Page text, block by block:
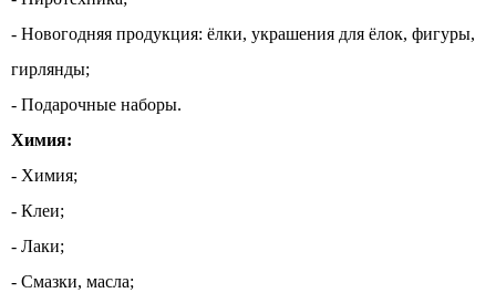
- Новогодняя продукция: ёлки, украшения для ёлок, фигуры,
гирлянды;
- Подарочные наборы.
Химия:
- Химия;
- Клеи;
- Лаки;
- Смазки, масла;